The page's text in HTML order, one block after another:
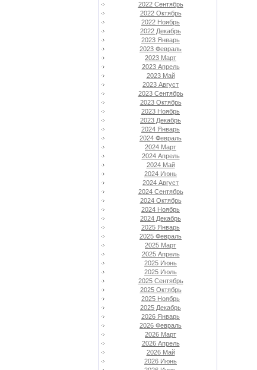
2022 Сентябрь
2022 Октябрь
2022 Ноябрь
2022 Декабрь
2023 Январь
2023 Февраль
2023 Март
2023 Апрель
2023 Май
2023 Август
2023 Сентябрь
2023 Октябрь
2023 Ноябрь
2023 Декабрь
2024 Январь
2024 Февраль
2024 Март
2024 Апрель
2024 Май
2024 Июнь
2024 Август
2024 Сентябрь
2024 Октябрь
2024 Ноябрь
2024 Декабрь
2025 Январь
2025 Февраль
2025 Март
2025 Апрель
2025 Июнь
2025 Июль
2025 Сентябрь
2025 Октябрь
2025 Ноябрь
2025 Декабрь
2026 Январь
2026 Февраль
2026 Март
2026 Апрель
2026 Май
2026 Июнь